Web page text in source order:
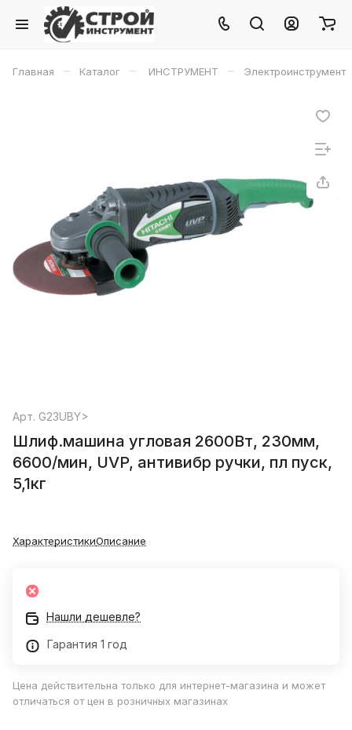
Главная – Каталог – ИНСТРУМЕНТ – Электроинструмент
Арт. G23UBY>
Шлиф.машина угловая 2600Вт, 230мм,
6600/мин, UVP, антивибр ручки, пл пуск,
5,1кг
ХарактеристикиОписание
Нашли дешевле?
Гарантия 1 год
Цена действительна только для интернет-магазина и может
отличаться от цен в розничных магазинах